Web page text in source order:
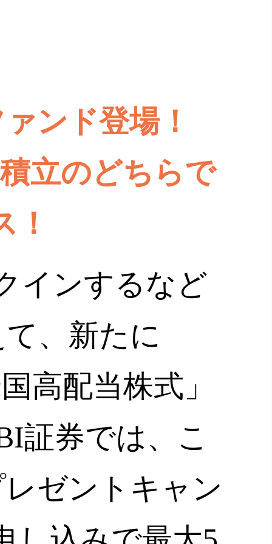
ンド登場！
立のどちらで
インするなど
、新たに
高配当株式」
証券では、こ
ゼントキャン